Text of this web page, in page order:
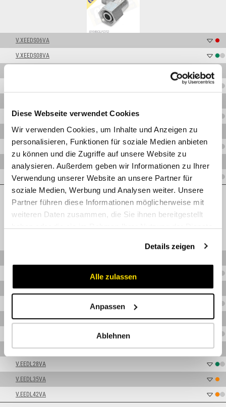
Diese Webseite verwendet Cookies
Wir verwenden Cookies, um Inhalte und Anzeigen zu
personalisieren, Funktionen für soziale Medien anbieten
zu können und die Zugriffe auf unsere Website zu
analysieren. Außerdem geben wir Informationen zu Ihrer
Verwendung unserer Website an unsere Partner für
soziale Medien, Werbung und Analysen weiter. Unsere
Partner führen diese Informationen möglicherweise mit
weiteren Daten zusammen, die Sie ihnen bereitgestellt
haben oder die sie im Rahmen Ihrer Nutzung der Dienste
Details zeigen
Alle zulassen
Anpassen
Ablehnen
V.XEEDS06VA
V.XEEDS08VA
V.XEEDS25VA
V.XEEDS30VA
V.XEEDS38VA
V.XEEDS16VA
V.XEEDS20VA
Leicht
V.EEDL10VA
V.EEDL15VA
V.EEDL22VA
V.EEDL28VA
V.EEDL35VA
V.EEDL42VA